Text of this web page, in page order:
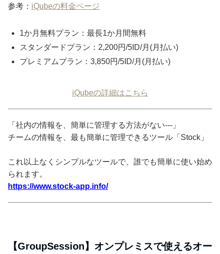
参考： iQubeの料金ページ
1か月無料プラン：最長1か月間無料
スタンダードプラン：2,200円/5ID/月(月払い)
プレミアムプラン：3,850円/5ID/月(月払い)
iQubeの詳細はこちら
「社内の情報を、簡単に管理する方法がない---」
チームの情報を、最も簡単に管理できるツール「Stock」
これ以上なくシンプルなツールで、誰でも簡単に使い始め
られます。
https://www.stock-app.info/
【GroupSession】オンプレミスで使えるオー